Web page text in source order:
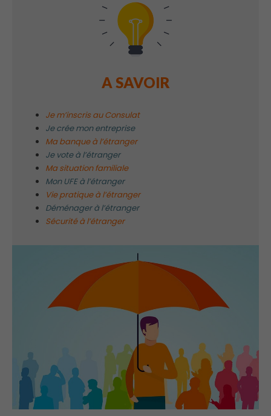
A SAVOIR
Je m’inscris au Consulat
Je crée mon entreprise
Ma banque à l’étranger
Je vote à l’étranger
Ma situation familiale
Mon UFE à l’étranger
Vie pratique à l’étranger
Déménager à l’étranger
Sécurité à l’étranger